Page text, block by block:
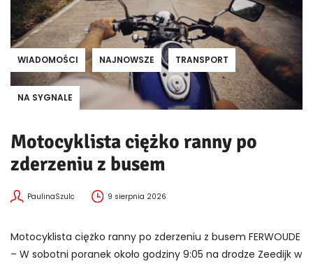
WIADOMOŚCI NAJNOWSZE TRANSPORT
NA SYGNALE
Motocyklista ciężko ranny po
zderzeniu z busem
PaulinaSzulc 9 sierpnia 2026
Motocyklista ciężko ranny po zderzeniu z busem FERWOUDE
– W sobotni poranek około godziny 9:05 na drodze Zeedijk w